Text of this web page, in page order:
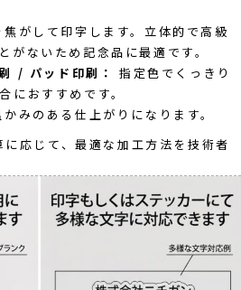
焦がして印字します。立体的で高級
がないため記念品に最適です。
/ パッド印刷：
指定色でくっきり
におすすめです。
みのある仕上がりになります。
応じて、最適な加工方法を技術者